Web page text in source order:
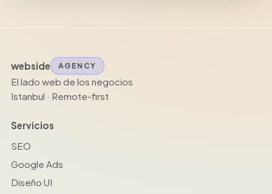
webside AGENCY
El lado web de los negocios
Istanbul · Remote-first
Servicios
SEO
Google Ads
Diseño UI